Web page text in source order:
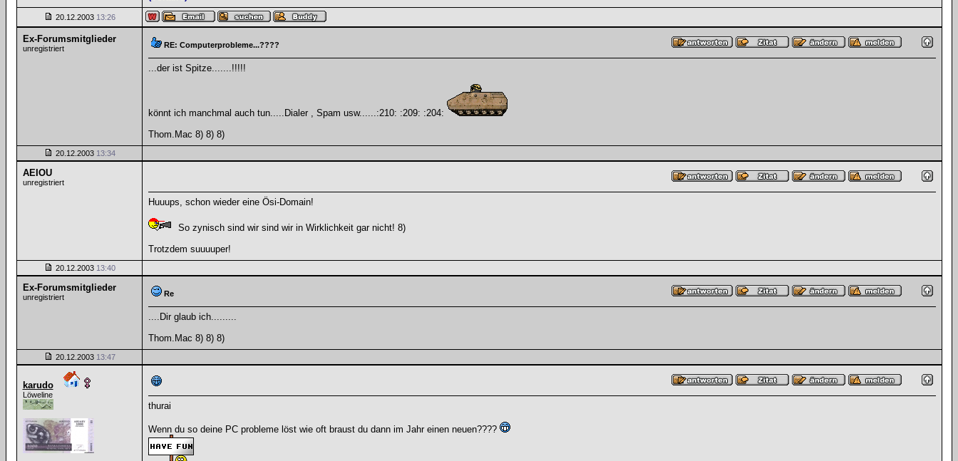
20.12.2003 13:26
Ex-Forumsmitglieder
unregistriert RE: Computerprobleme...????
...der ist Spitze.......!!!!!
könnt ich manchmal auch tun.....Dialer , Spam usw......:210: :209: :204:
Thom.Mac 8) 8) 8)
20.12.2003 13:34
AEIOU
unregistriert
Huuups, schon wieder eine Ösi-Domain!
So zynisch sind wir sind wir in Wirklichkeit gar nicht! 8)
Trotzdem suuuuper!
20.12.2003 13:40
Ex-Forumsmitglieder
unregistriert Re
....Dir glaub ich.........
Thom.Mac 8) 8) 8)
20.12.2003 13:47
karudo
Löweline
thurai
Wenn du so deine PC probleme löst wie oft braust du dann im Jahr einen neuen????